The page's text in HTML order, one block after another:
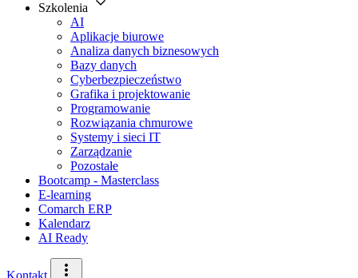
Szkolenia
AI
Aplikacje biurowe
Analiza danych biznesowych
Bazy danych
Cyberbezpieczeństwo
Grafika i projektowanie
Programowanie
Rozwiązania chmurowe
Systemy i sieci IT
Zarządzanie
Pozostałe
Bootcamp - Masterclass
E-learning
Comarch ERP
Kalendarz
AI Ready
Kontakt